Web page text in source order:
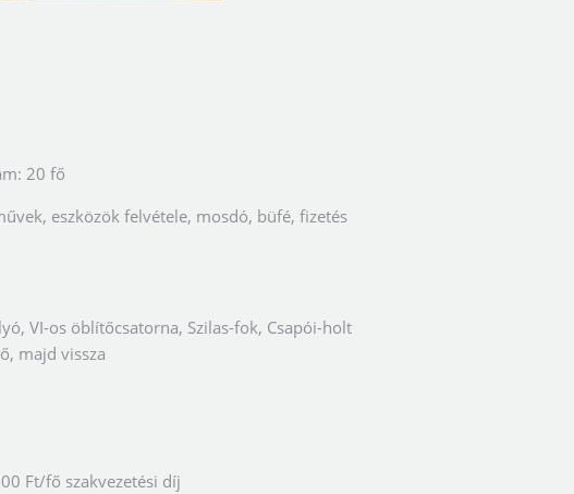
20 fő
eszközök felvétele, mosdó, büfé, fizetés
VI-os öblítőcsatorna, Szilas-fok, Csapói-holt
majd vissza
Ft/fő szakvezetési díj